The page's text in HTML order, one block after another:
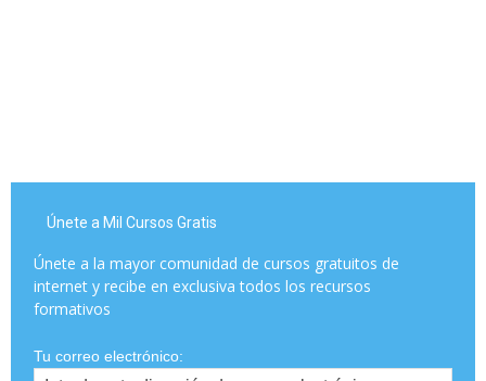
Únete a Mil Cursos Gratis
Únete a la mayor comunidad de cursos gratuitos de
internet y recibe en exclusiva todos los recursos
formativos
Tu correo electrónico: